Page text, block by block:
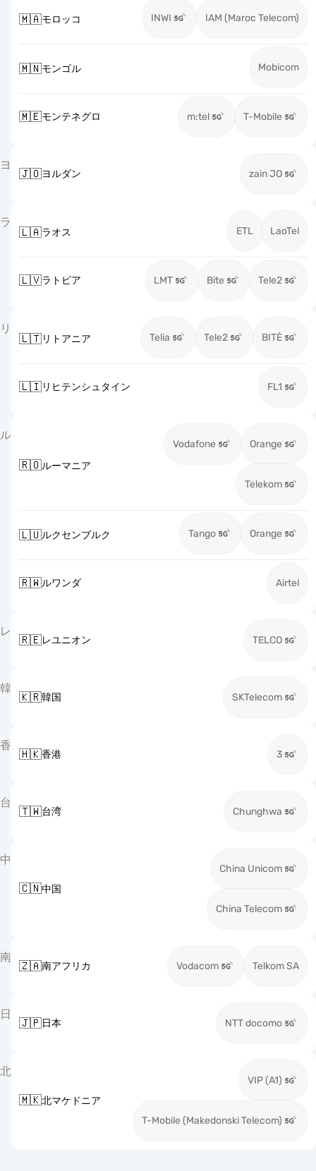
🇲🇦モロッコ INWI IAM (Maroc Telecom)
🇲🇳モンゴル Mobicom
🇲🇪モンテネグロ m:tel T-Mobile
ヨ
🇯🇴ヨルダン zain JO
ラ
🇱🇦ラオス ETL LaoTel
🇱🇻ラトビア LMT Bite Tele2
リ
🇱🇹リトアニア Telia Tele2 BITĖ
🇱🇮リヒテンシュタイン FL1
ル
🇷🇴ルーマニア
Vodafone Orange
Telekom
🇱🇺ルクセンブルク Tango Orange
🇷🇼ルワンダ Airtel
レ
🇷🇪レユニオン TELCO
韓
🇰🇷韓国 SKTelecom
香
🇭🇰香港 3
台
🇹🇼台湾 Chunghwa
中
🇨🇳中国
China Unicom
China Telecom
南
🇿🇦南アフリカ Vodacom Telkom SA
日
🇯🇵日本 NTT docomo
北
🇲🇰北マケドニア
VIP (A1)
T-Mobile (Makedonski Telecom)